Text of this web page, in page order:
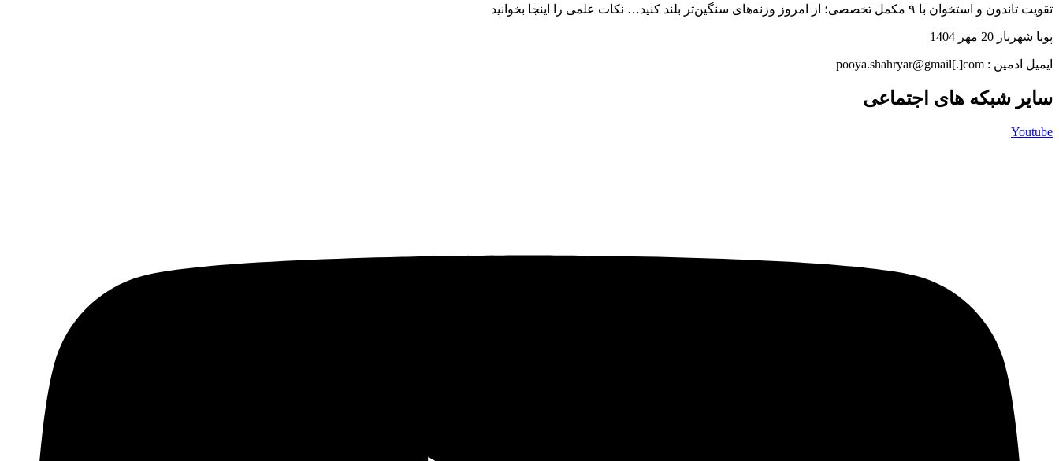
تقویت تاندون و استخوان با ۹ مکمل تخصصی؛ از امروز وزنه‌های سنگین‌تر بلند کنید… نکات علمی را اینجا بخوانید
پویا شهریار 20 مهر 1404
ایمیل ادمین : pooya.shahryar@gmail[.]com
سایر شبکه های اجتماعی
Youtube